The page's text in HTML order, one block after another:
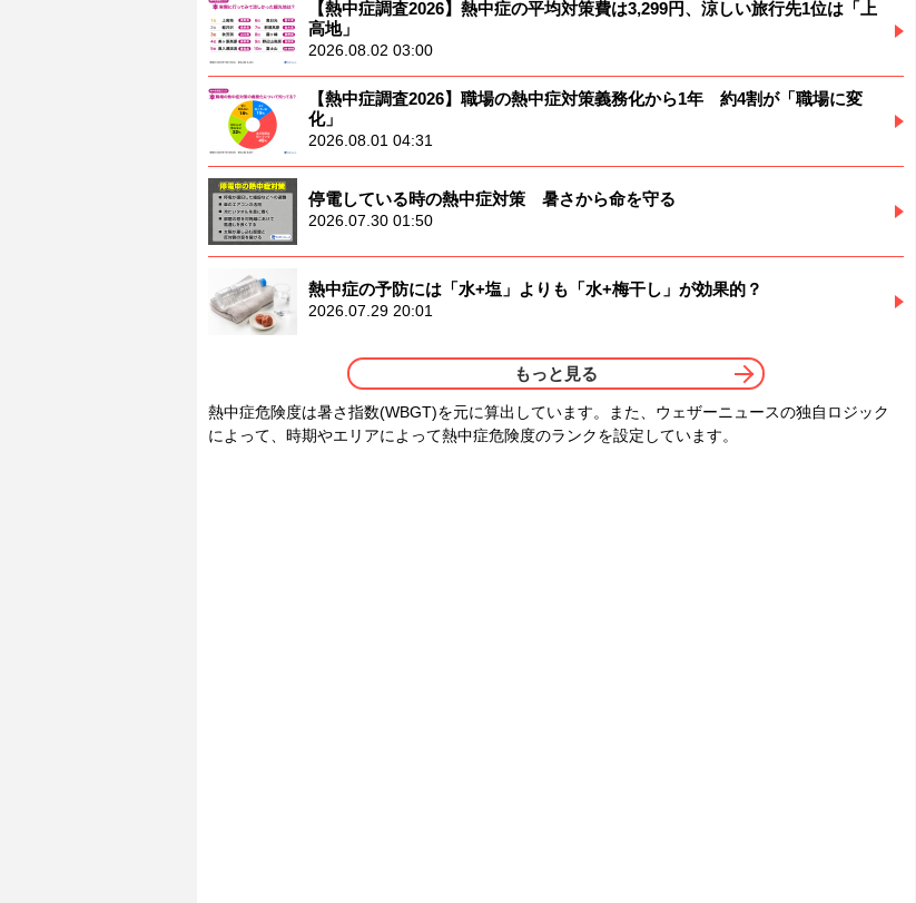
【熱中症調査2026】熱中症の平均対策費は3,299円、涼しい旅行先1位は「上
高地」
2026.08.02 03:00
【熱中症調査2026】職場の熱中症対策義務化から1年 約4割が「職場に変
化」
2026.08.01 04:31
停電している時の熱中症対策 暑さから命を守る
2026.07.30 01:50
熱中症の予防には「水+塩」よりも「水+梅干し」が効果的？
2026.07.29 20:01
もっと見る
熱中症危険度は暑さ指数(WBGT)を元に算出しています。また、ウェザーニュースの独自ロジック
によって、時期やエリアによって熱中症危険度のランクを設定しています。